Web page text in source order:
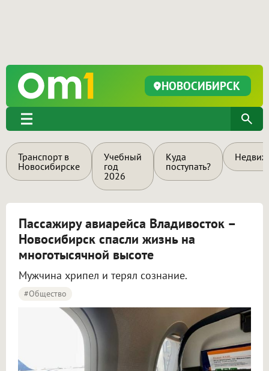
НОВОСИБИРСК
Транспорт в
Новосибирске
Учебный
год
2026
Куда
поступать?
Пассажиру авиарейса Владивосток –
Новосибирск спасли жизнь на
многотысячной высоте
Мужчина хрипел и терял сознание.
#Общество